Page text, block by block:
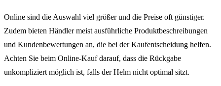
Online sind die Auswahl viel größer und die Preise oft günstiger.
Zudem bieten Händler meist ausführliche Produktbeschreibungen
und Kundenbewertungen an, die bei der Kaufentscheidung helfen.
Achten Sie beim Online-Kauf darauf, dass die Rückgabe
unkompliziert möglich ist, falls der Helm nicht optimal sitzt.